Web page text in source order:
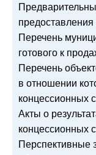
Перечень
готового к
Перечень
в отношении
концессионных
Акты о
концессионных
Перспективные